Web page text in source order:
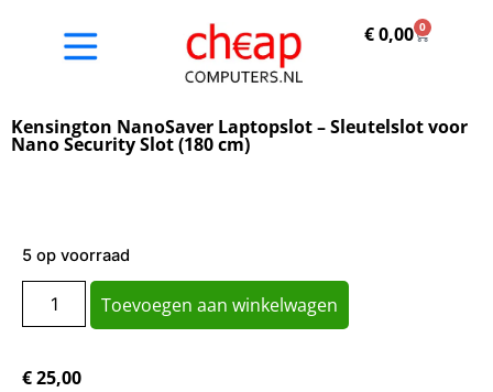
€0,00 0
Kensington NanoSaver Laptopslot – Sleutelslot voor
Nano Security Slot (180 cm)
5 op voorraad
Toevoegen aan winkelwagen
€25,00